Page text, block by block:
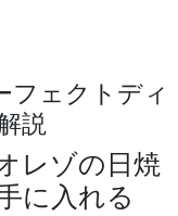
フェクトディ
説
レゾの日焼
に入れる